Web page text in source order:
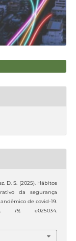
D. S. (2025). Hábitos
da segurança
de covid-19.
19, e025034.